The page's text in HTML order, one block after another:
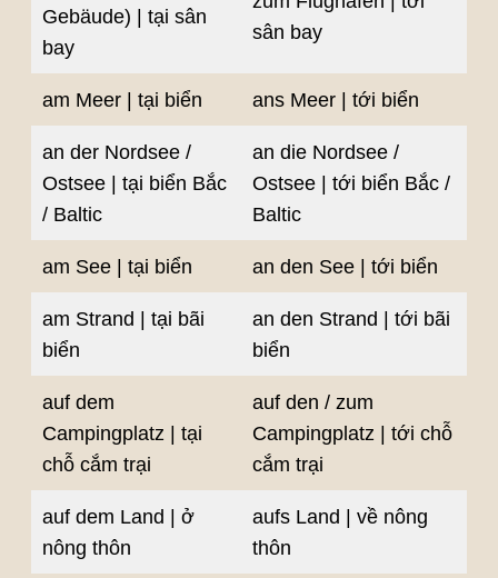
Gebäude) | tại sân
bay
sân bay
am Meer | tại biển ans Meer | tới biển
an der Nordsee /
Ostsee | tại biển Bắc
/ Baltic
an die Nordsee /
Ostsee | tới biển Bắc /
Baltic
am See | tại biển an den See | tới biển
am Strand | tại bãi
biển
an den Strand | tới bãi
biển
auf dem
Campingplatz | tại
chỗ cắm trại
auf den / zum
Campingplatz | tới chỗ
cắm trại
auf dem Land | ở
nông thôn
aufs Land | về nông
thôn